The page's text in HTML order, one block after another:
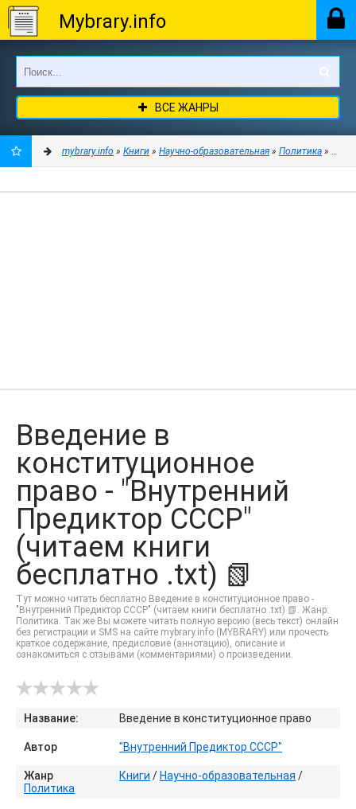
Mybrary.info
ВСЕ ЖАНРЫ
mybrary.info » Книги » Научно-образовательная » Политика »
Введение в
конституционное
право - "Внутренний
Предиктор СССР"
(читаем книги
бесплатно .txt) 📗
Тут можно читать бесплатно Введение в конституционное право -
"Внутренний Предиктор СССР" (читаем книги бесплатно .txt) 📗. Жанр:
Политика. Так же Вы можете читать полную версию (весь текст) онлайн
без регистрации и SMS на сайте mybrary.info (MYBRARY) или прочесть
краткое содержание, предисловие (аннотацию), описание и
ознакомиться с отзывами (комментариями) о произведении.
Название: Введение в конституционное право
Автор "Внутренний Предиктор СССР"
Жанр Книги / Научно-образовательная /
Политика